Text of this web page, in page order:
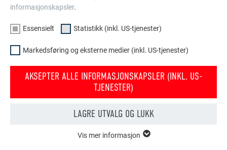
informasjonskapsler.
Essensielt Statistikk (inkl. US-tjenester)
Markedsføring og eksterne medier (inkl. US-tjenester)
AKSEPTER ALLE INFORMASJONSKAPSLER (INKL. US-
TJENESTER)
LAGRE UTVALG OG LUKK
Vis mer informasjon